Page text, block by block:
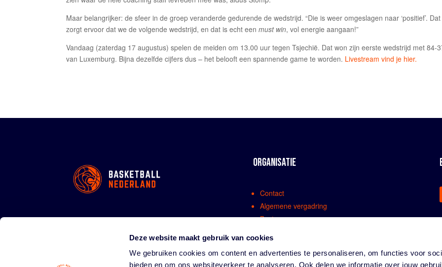
Deze website maakt gebruik van cookies
We gebruiken cookies om content en advertenties te personaliseren, om functies voor
bieden en om ons websiteverkeer te analyseren. Ook delen we informatie over jouw
Maar belangrijker: de sfeer in de groep veranderde gedurende de wedstrijd. “Die is weer omgeslagen naar ‘positief’. Dat
zorgt ervoor dat we de volgende wedstrijd, en dat is echt eenmust win, vol energie aangaan!”
Vandaag (zaterdag 17 augustus) spelen de meiden om 13.00 uur tegen Tsjechië. Dat won zijn eerste wedstrijd met 84-
van Luxemburg. Bijna dezelfde cijfers dus – het belooft een spannende game te worden. Livestream vind je hier.
ORGANISATIE
Contact
Algemene vergadring
Bestuur
Bondsreglementen